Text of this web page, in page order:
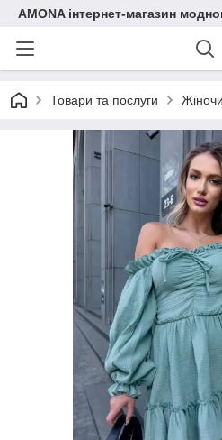
AMONA інтернет-магазин
Товари та послуги